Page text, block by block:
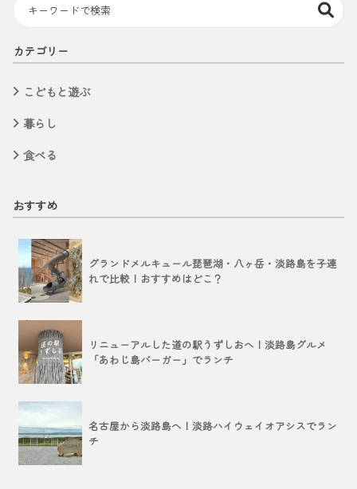
カテゴリー
こどもと遊ぶ
暮らし
食べる
おすすめ
グランドメルキュール琵琶湖・八ヶ岳・淡路島を子連
れで比較！おすすめはどこ？
リニューアルした道の駅うずしおへ！淡路島グルメ
「あわじ島バーガー」でランチ
名古屋から淡路島へ！淡路ハイウェイオアシスでラン
チ